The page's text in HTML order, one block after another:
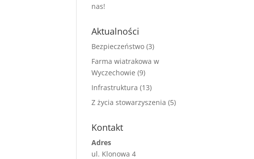
nas!
Aktualności
Bezpieczeństwo (3)
Farma wiatrakowa w
Wyczechowie (9)
Infrastruktura (13)
Z życia stowarzyszenia (5)
Kontakt
Adres
ul. Klonowa 4